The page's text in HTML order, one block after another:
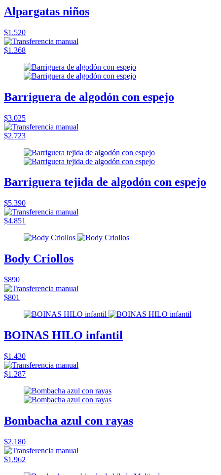
Alpargatas niños
$1.520
$1.368
Barriguera de algodón con espejo
$3.025
$2.723
Barriguera tejida de algodón con espejo
$5.390
$4.851
Body Criollos
$890
$801
BOINAS HILO infantil
$1.430
$1.287
Bombacha azul con rayas
$2.180
$1.962